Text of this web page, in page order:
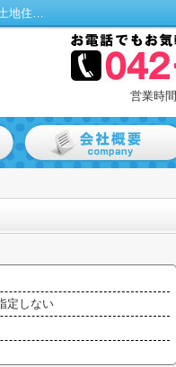
町田市常盤町の賃貸物件一覧｜相模原市中央区淵野辺の不動産（賃貸・管理）なら（有）千成土地住宅社
営業時
定しない